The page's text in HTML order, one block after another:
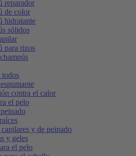
reparador
de color
hidratante
sólidos
para rizos
todos
contra el calor
el pelo
y de peinado
y geles
el pelo